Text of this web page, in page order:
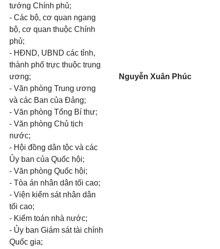
tướng Chính phủ;
- Các bộ, cơ quan ngang
bộ, cơ quan thuộc Chính
phủ;
- HĐND, UBND các tỉnh,
thành phố trực thuộc trung
ương;
- Văn phòng Trung ương
và các Ban của Đảng;
- Văn phòng Tổng Bí thư;
- Văn phòng Chủ tịch
nước;
- Hội đồng dân tộc và các
Ủy ban của Quốc hội;
- Văn phòng Quốc hội;
- Tòa án nhân dân tối cao;
- Viện kiểm sát nhân dân
tối cao;
- Kiểm toán nhà nước;
- Ủy ban Giám sát tài chính
Quốc gia;
Nguyễn Xuân Phúc